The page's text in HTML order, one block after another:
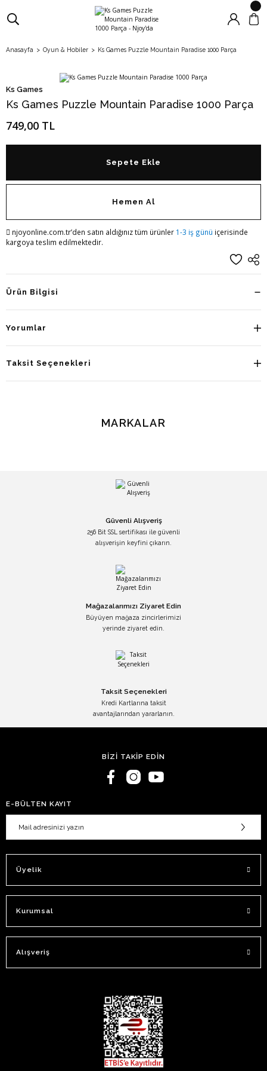
Anasayfa Oyun & Hobiler Ks Games Puzzle Mountain Paradise 1000 Parça
Ks Games
Ks Games Puzzle Mountain Paradise 1000 Parça
749,00 TL
Sepete Ekle
Hemen Al
njoyonline.com.tr’den satın aldığınız tüm ürünler 1-3 iş günü içerisinde
kargoya teslim edilmektedir.
Ürün Bilgisi
Yorumlar
Taksit Seçenekleri
MARKALAR
Güvenli Alışveriş
256 Bit SSL sertifikası ile güvenli
alışverişin keyfini çıkarın.
Mağazalarımızı Ziyaret Edin
Büyüyen mağaza zincirlerimizi
yerinde ziyaret edin.
Taksit Seçenekleri
Kredi Kartlarına taksit
avantajlarından yararlanın.
BİZİ TAKİP EDİN
E-BÜLTEN KAYIT
Üyelik
Kurumsal
Alışveriş